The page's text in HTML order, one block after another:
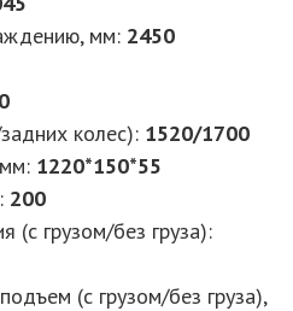
мм: 2450
колес): 1520/1700
1220*150*55
200
(с грузом/без груза):
(с грузом/без груза),